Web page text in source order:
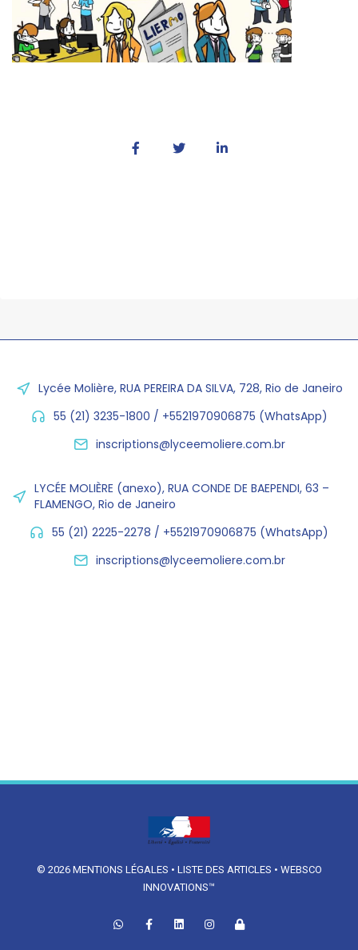
Lycée Molière, RUA PEREIRA DA SILVA, 728, Rio de Janeiro
55 (21) 3235-1800 / +5521970906875 (WhatsApp)
inscriptions@lyceemoliere.com.br
LYCÉE MOLIÈRE (anexo), RUA CONDE DE BAEPENDI, 63 –
FLAMENGO, Rio de Janeiro
55 (21) 2225-2278 / +5521970906875 (WhatsApp)
inscriptions@lyceemoliere.com.br
© 2026 MENTIONS LÉGALES • LISTE DES ARTICLES • WEBSCO
INNOVATIONS™